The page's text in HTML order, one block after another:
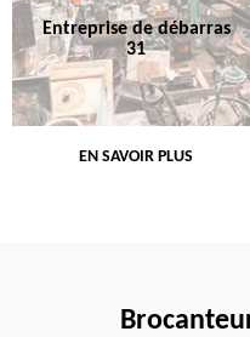
Entreprise de débarras
31
EN SAVOIR PLUS